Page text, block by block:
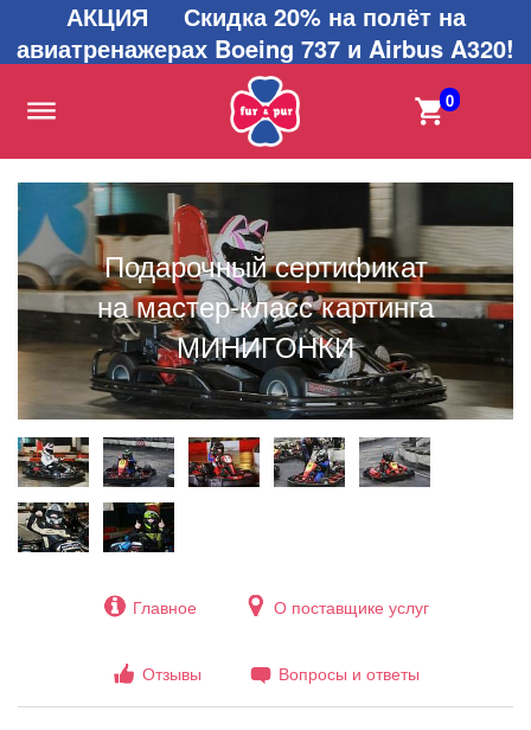
АКЦИЯ Скидка 20% на полёт на
авиатренажерах Boeing 737 и Airbus A320!
0
Подарочный сертификат
на мастер-класс картинга
МИНИГОНКИ
Главное О поставщике услуг
Отзывы Вопросы и ответы